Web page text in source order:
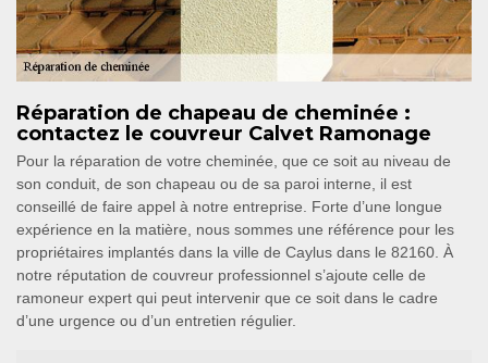
Réparation de chapeau de cheminée :
contactez le couvreur Calvet Ramonage
Pour la réparation de votre cheminée, que ce soit au niveau de
son conduit, de son chapeau ou de sa paroi interne, il est
conseillé de faire appel à notre entreprise. Forte d’une longue
expérience en la matière, nous sommes une référence pour les
propriétaires implantés dans la ville de Caylus dans le 82160. À
notre réputation de couvreur professionnel s’ajoute celle de
ramoneur expert qui peut intervenir que ce soit dans le cadre
d’une urgence ou d’un entretien régulier.